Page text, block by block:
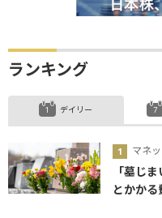
ランキング
デイリー
マネ
「墓じ
とかか